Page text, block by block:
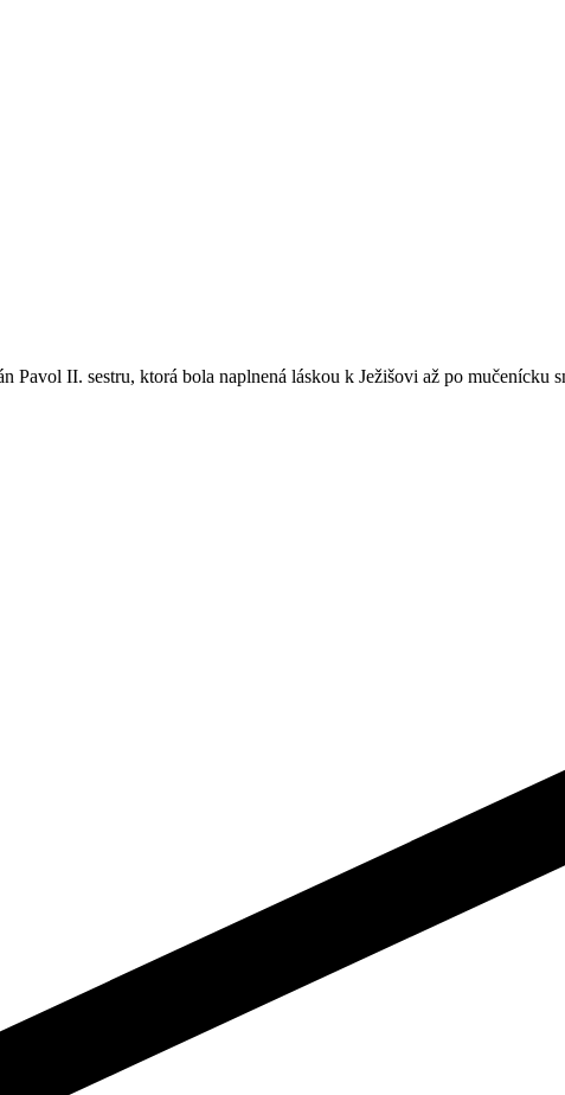
Pavol II. sestru, ktorá bola naplnená láskou k Ježišovi až po